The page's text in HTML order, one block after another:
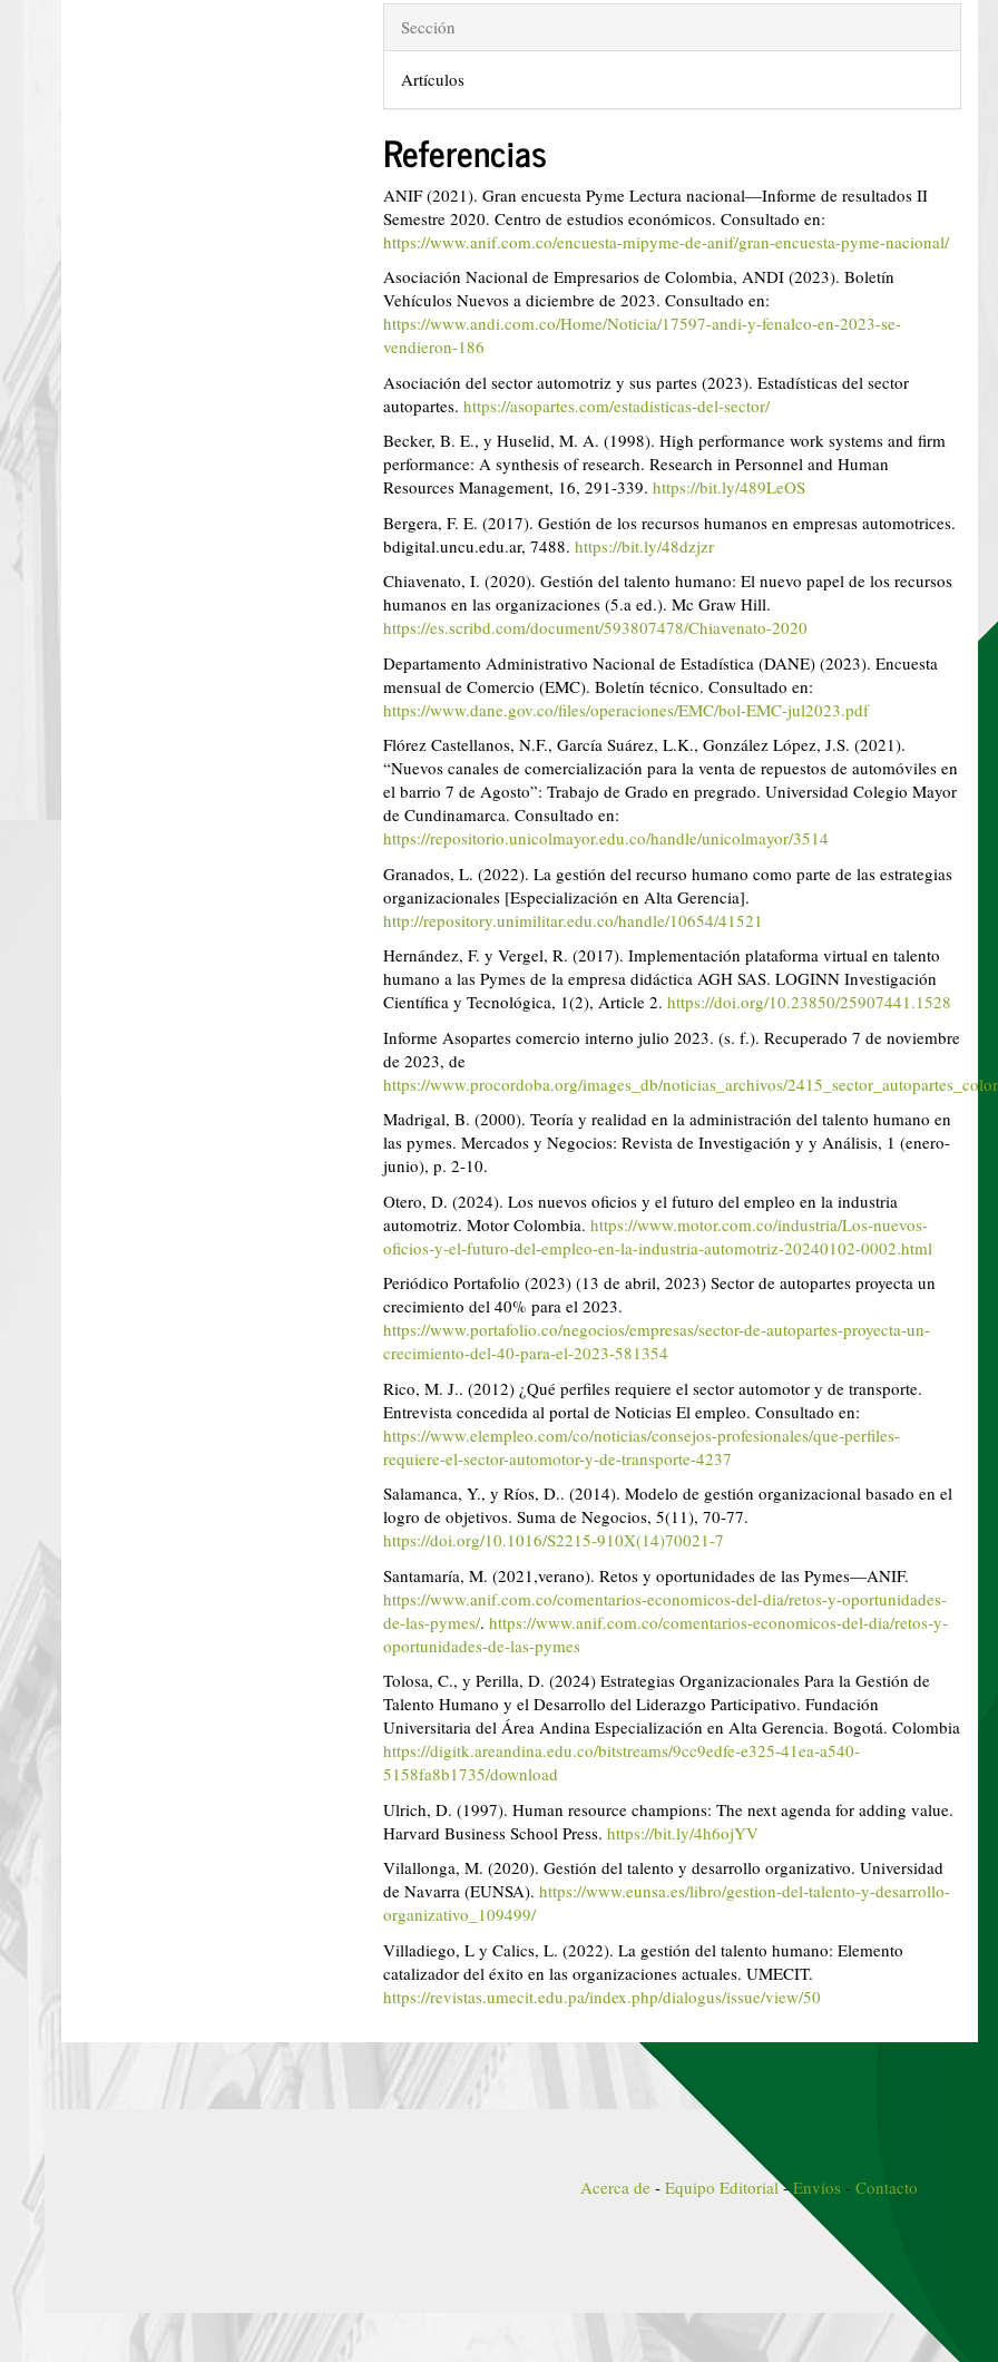
Sección
Artículos
Referencias
ANIF (2021). Gran encuesta Pyme Lectura nacional—Informe de resultados II
Semestre 2020. Centro de estudios económicos. Consultado en:
https://www.anif.com.co/encuesta-mipyme-de-anif/gran-encuesta-pyme-nacional/
Asociación Nacional de Empresarios de Colombia, ANDI (2023). Boletín
Vehículos Nuevos a diciembre de 2023. Consultado en:
https://www.andi.com.co/Home/Noticia/17597-andi-y-fenalco-en-2023-se-
vendieron-186
Asociación del sector automotriz y sus partes (2023). Estadísticas del sector
autopartes.https://asopartes.com/estadisticas-del-sector/
Becker, B. E., y Huselid, M. A. (1998). High performance work systems and firm
performance: A synthesis of research. Research in Personnel and Human
Resources Management, 16, 291-339.https://bit.ly/489LeOS
Bergera, F. E. (2017). Gestión de los recursos humanos en empresas automotrices.
bdigital.uncu.edu.ar, 7488.https://bit.ly/48dzjzr
Chiavenato, I. (2020). Gestión del talento humano: El nuevo papel de los recursos
humanos en las organizaciones (5.a ed.). Mc Graw Hill.
https://es.scribd.com/document/593807478/Chiavenato-2020
Departamento Administrativo Nacional de Estadística (DANE) (2023). Encuesta
mensual de Comercio (EMC). Boletín técnico. Consultado en:
https://www.dane.gov.co/files/operaciones/EMC/bol-EMC-jul2023.pdf
Flórez Castellanos, N.F., García Suárez, L.K., González López, J.S. (2021).
“Nuevos canales de comercialización para la venta de repuestos de automóviles en
el barrio 7 de Agosto”: Trabajo de Grado en pregrado. Universidad Colegio Mayor
de Cundinamarca. Consultado en:
https://repositorio.unicolmayor.edu.co/handle/unicolmayor/3514
Granados, L. (2022). La gestión del recurso humano como parte de las estrategias
organizacionales [Especialización en Alta Gerencia].
http://repository.unimilitar.edu.co/handle/10654/41521
Hernández, F. y Vergel, R. (2017). Implementación plataforma virtual en talento
humano a las Pymes de la empresa didáctica AGH SAS. LOGINN Investigación
Científica y Tecnológica, 1(2), Article 2.https://doi.org/10.23850/25907441.1528
Informe Asopartes comercio interno julio 2023. (s. f.). Recuperado 7 de noviembre
de 2023, de
https://www.procordoba.org/images_db/noticias_archivos/
Madrigal, B. (2000). Teoría y realidad en la administración del talento humano en
las pymes. Mercados y Negocios: Revista de Investigación y y Análisis, 1 (enero-
junio), p. 2-10.
Otero, D. (2024). Los nuevos oficios y el futuro del empleo en la industria
automotriz. Motor Colombia.https://www.motor.com.co/industria/Los-nuevos-
oficios-y-el-futuro-del-empleo-en-la-industria-automotriz-20240102-0002.html
Periódico Portafolio (2023) (13 de abril, 2023) Sector de autopartes proyecta un
crecimiento del 40% para el 2023.
https://www.portafolio.co/negocios/empresas/sector-de-autopartes-proyecta-un-
crecimiento-del-40-para-el-2023-581354
Rico, M. J.. (2012) ¿Qué perfiles requiere el sector automotor y de transporte.
Entrevista concedida al portal de Noticias El empleo. Consultado en:
https://www.elempleo.com/co/noticias/consejos-profesionales/que-perfiles-
requiere-el-sector-automotor-y-de-transporte-4237
Salamanca, Y., y Ríos, D.. (2014). Modelo de gestión organizacional basado en el
logro de objetivos. Suma de Negocios, 5(11), 70-77.
https://doi.org/10.1016/S2215-910X(14)70021-7
Santamaría, M. (2021,verano). Retos y oportunidades de las Pymes—ANIF.
https://www.anif.com.co/comentarios-economicos-del-dia/retos-y-oportunidades-
de-las-pymes/.https://www.anif.com.co/comentarios-economicos-del-dia/retos-y-
oportunidades-de-las-pymes
Tolosa, C., y Perilla, D. (2024) Estrategias Organizacionales Para la Gestión de
Talento Humano y el Desarrollo del Liderazgo Participativo. Fundación
Universitaria del Área Andina Especialización en Alta Gerencia. Bogotá. Colombia
https://digitk.areandina.edu.co/bitstreams/9cc9edfe-e325-41ea-a540-
5158fa8b1735/download
Ulrich, D. (1997). Human resource champions: The next agenda for adding value.
Harvard Business School Press.https://bit.ly/4h6ojYV
Vilallonga, M. (2020). Gestión del talento y desarrollo organizativo. Universidad
de Navarra (EUNSA).https://www.eunsa.es/libro/gestion-del-talento-y-desarrollo-
organizativo_109499/
Villadiego, L y Calics, L. (2022). La gestión del talento humano: Elemento
catalizador del éxito en las organizaciones actuales. UMECIT.
https://revistas.umecit.edu.pa/index.php/dialogus/issue/view/50
Acerca de- Equipo Editorial-Envios - Contacto